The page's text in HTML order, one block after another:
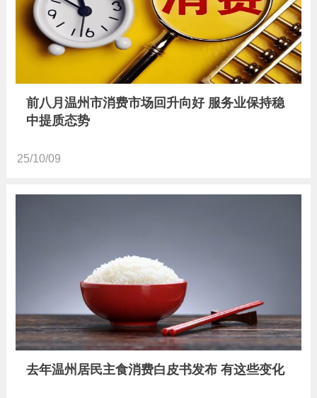
前八月温州市消费市场回升向好 服务业保持稳
中提质态势
25/10/09
去年温州居民主食消费白皮书发布 有这些变化